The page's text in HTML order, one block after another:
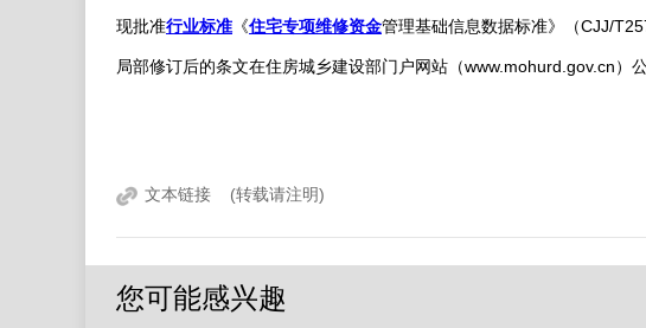
现批准行业标准 《住宅专项维修资金管理基础信息数据标准》（CJJ/
局部修订后的条文在住房城乡建设部门户网站（www.mohurd.gov.cn ）
文本链接
(转载请注明)
您可能感兴趣